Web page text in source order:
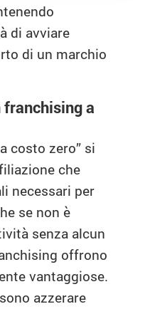
di avviare
di un marchio
franchising a
costo zero” si
che
necessari per
se non è
senza alcun
offrono
vantaggiose.
azzerare